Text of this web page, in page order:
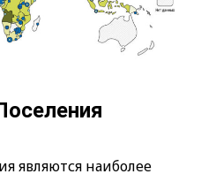
являются наиболее